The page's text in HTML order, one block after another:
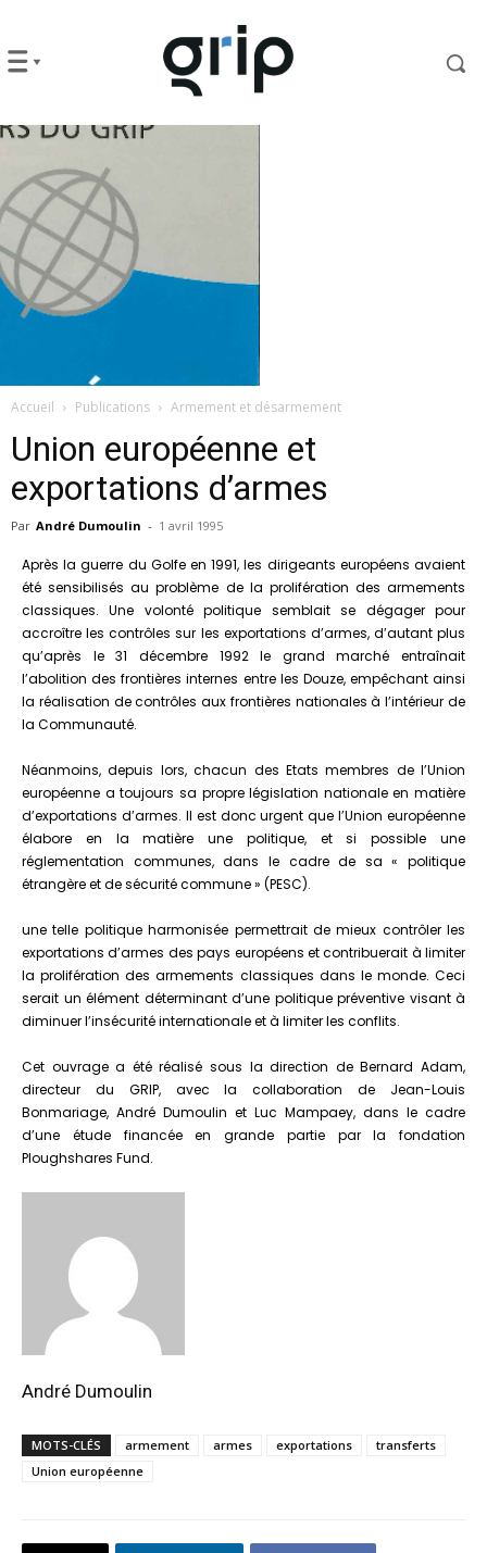
Accueil Publications Armement et désarmement
Union européenne et
exportations d’armes
Par André Dumoulin - 1 avril 1995
Après la guerre du Golfe en 1991, les dirigeants européens avaient
été sensibilisés au problème de la prolifération des armements
classiques. Une volonté politique semblait se dégager pour
accroître les contrôles sur les exportations d’armes, d’autant plus
qu’après le 31 décembre 1992 le grand marché entraînait
l’abolition des frontières internes entre les Douze, empêchant ainsi
la réalisation de contrôles aux frontières nationales à l’intérieur de
la Communauté.
Néanmoins, depuis lors, chacun des Etats membres de l’Union
européenne a toujours sa propre législation nationale en matière
d’exportations d’armes. Il est donc urgent que l’Union européenne
élabore en la matière une politique, et si possible une
réglementation communes, dans le cadre de sa « politique
étrangère et de sécurité commune » (PESC).
une telle politique harmonisée permettrait de mieux contrôler les
exportations d’armes des pays européens et contribuerait à limiter
la prolifération des armements classiques dans le monde. Ceci
serait un élément déterminant d’une politique préventive visant à
diminuer l’insécurité internationale et à limiter les conflits.
Cet ouvrage a été réalisé sous la direction de Bernard Adam,
directeur du GRIP, avec la collaboration de Jean-Louis
Bonmariage, André Dumoulin et Luc Mampaey, dans le cadre
d’une étude financée en grande partie par la fondation
Ploughshares Fund.
André Dumoulin
MOTS-CLÉS armement armes exportations
transferts
Union européenne